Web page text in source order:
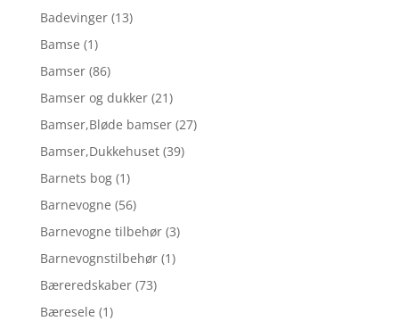
Badevinger (13)
Bamse (1)
Bamser (86)
Bamser og dukker (21)
Bamser,Bløde bamser (27)
Bamser,Dukkehuset (39)
Barnets bog (1)
Barnevogne (56)
Barnevogne tilbehør (3)
Barnevognstilbehør (1)
Bæreredskaber (73)
Bæresele (1)